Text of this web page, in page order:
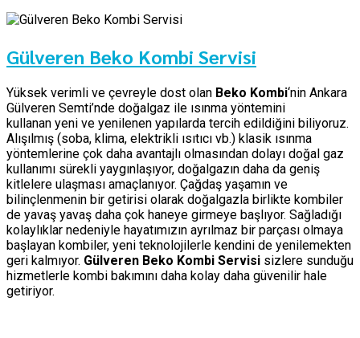
Gülveren Beko Kombi Servisi
Yüksek verimli ve çevreyle dost olan Beko Kombi‘nin Ankara
Gülveren Semti’nde doğalgaz ile ısınma yöntemini
kullanan yeni ve yenilenen yapılarda tercih edildiğini biliyoruz.
Alışılmış (soba, klima, elektrikli ısıtıcı vb.) klasik ısınma
yöntemlerine çok daha avantajlı olmasından dolayı doğal gaz
kullanımı sürekli yaygınlaşıyor, doğalgazın daha da geniş
kitlelere ulaşması amaçlanıyor. Çağdaş yaşamın ve
bilinçlenmenin bir getirisi olarak doğalgazla birlikte kombiler
de yavaş yavaş daha çok haneye girmeye başlıyor. Sağladığı
kolaylıklar nedeniyle hayatımızın ayrılmaz bir parçası olmaya
başlayan kombiler, yeni teknolojilerle kendini de yenilemekten
geri kalmıyor. Gülveren Beko Kombi Servisi sizlere sunduğu
hizmetlerle kombi bakımını daha kolay daha güvenilir hale
getiriyor.